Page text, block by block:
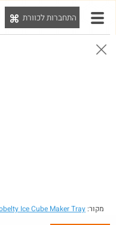
התחברות לכוורת
הבהרה: בי.דילז הינה פלטפורמה
מקור: Ice Cube Maker Tray